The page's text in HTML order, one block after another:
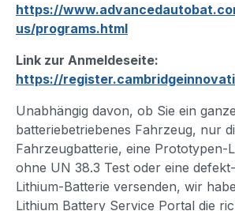
https://
us/programs.html
Link zur Anmeldeseite:
https://
Unabhängig davon, ob Sie ein
batteriebetriebenes Fahrzeug, nur
Fahrzeugbatterie, eine Prototypen-
ohne UN 38.3 Test oder eine
Lithium-Batterie versenden, wir
Lithium Battery Service Portal die